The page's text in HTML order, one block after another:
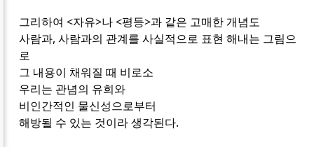
그리하여 <자유>나 <평등>과 같은 고매한 개념도
사람과, 사람과의 관계를 사실적으로 표현 해내는 그림으
로
그 내용이 채워질 때 비로소
우리는 관념의 유희와
비인간적인 물신성으로부터
해방될 수 있는 것이라 생각된다.